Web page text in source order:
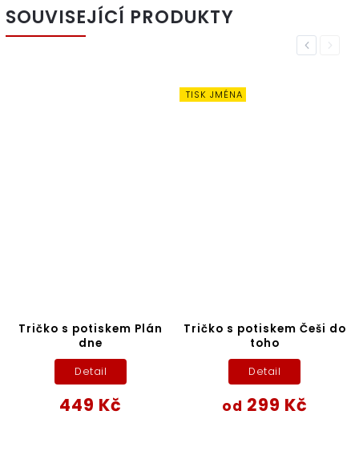
SOUVISEJÍCÍ PRODUKTY
Previous
Tričko s potiskem Plán
dne
449 Kč
Detail
TISK JMÉNA
Tričko s potiskem Češi do
toho
od 299 Kč
Detail
Next